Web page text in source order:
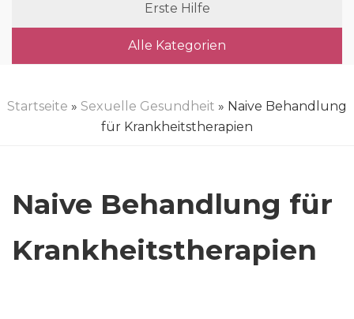
Erste Hilfe
Alle Kategorien
Startseite » Sexuelle Gesundheit » Naive Behandlung
für Krankheitstherapien
Naive Behandlung für
Krankheitstherapien